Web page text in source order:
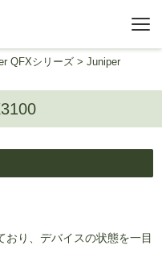
QFXシリーズ > Juniper
り、デバイスの状態を一目